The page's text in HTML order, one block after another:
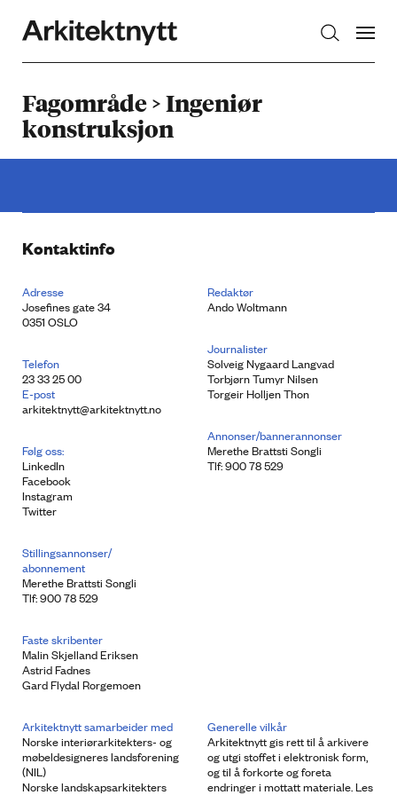
Fagområde > Ingeniør
konstruksjon
Kontaktinfo
Adresse
Josefines gate 34
0351 OSLO
Telefon
23 33 25 00
E-post
arkitektnytt@arkitektnytt.no
Følg oss:
LinkedIn
Facebook
Instagram
Twitter
Redaktør
Ando Woltmann
Journalister
Solveig Nygaard Langvad
Torbjørn Tumyr Nilsen
Torgeir Holljen Thon
Annonser/bannerannonser
Merethe Brattsti Songli
Tlf: 900 78 529
Stillingsannonser/
abonnement
Merethe Brattsti Songli
Tlf: 900 78 529
Faste skribenter
Malin Skjelland Eriksen
Astrid Fadnes
Gard Flydal Rorgemoen
Arkitektnytt samarbeider med
Norske interiørarkitekters- og
møbeldesigneres landsforening
(NIL)
Norske landskapsarkitekters
Generelle vilkår
Arkitektnytt gis rett til å arkivere
og utgi stoffet i elektronisk form,
og til å forkorte og foreta
endringer i mottatt materiale. Les